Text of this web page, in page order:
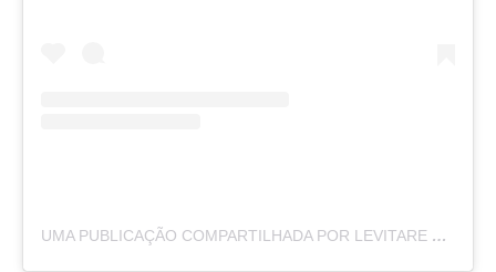
UMA PUBLICAÇÃO COMPARTILHADA POR LEVITARE CLINICA INTEGRADA (@LEVITARECLINICAINTEGRADA)